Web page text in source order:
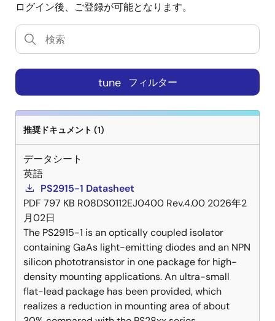
ログイン後、ご登録が可能となります。
tune フィルター
推奨ドキュメント (1)
データシート
英語
PS2915-1 Datasheet
PDF 797 KB R08DS0112EJ0400 Rev.4.00 2026年2
月02日
The PS2915-1 is an optically coupled isolator
containing GaAs light-emitting diodes and an NPN
silicon phototransistor in one package for high-
density mounting applications. An ultra-small
flat-lead package has been provided, which
realizes a reduction in mounting area of about